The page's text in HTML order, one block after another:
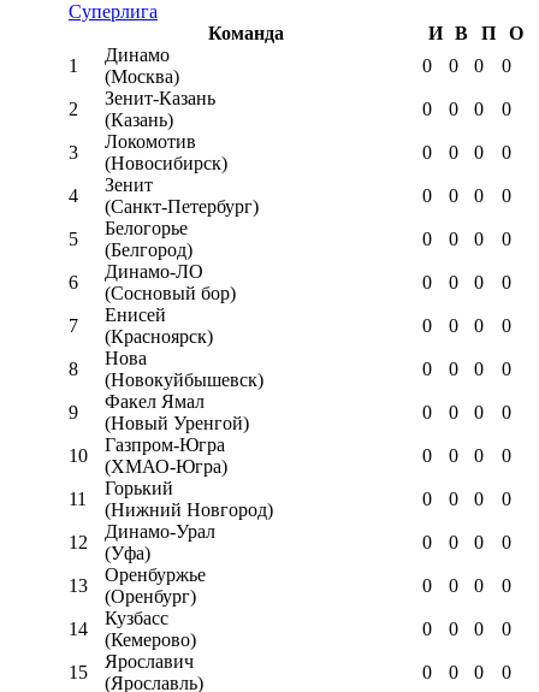
Суперлига
Команда
И В П
О
1
Динамо
(Москва)
0 0 0 0
2
Зенит-Казань
(Казань)
0 0 0 0
3
Локомотив
(Новосибирск)
0 0 0 0
4
Зенит
(Санкт-Петербург)
0 0 0 0
5
Белогорье
(Белгород)
0 0 0 0
6
Динамо-ЛО
(Сосновый бор)
0 0 0 0
7
Енисей
(Красноярск)
0 0 0 0
8
Нова
(Новокуйбышевск)
0 0 0 0
9
Факел Ямал
(Новый Уренгой)
0 0 0 0
10
Газпром-Югра
(ХМАО-Югра)
0 0 0 0
11
Горький
(Нижний Новгород)
0 0 0 0
12
Динамо-Урал
(Уфа)
0 0 0 0
13
Оренбуржье
(Оренбург)
0 0 0 0
14
Кузбасс
(Кемерово)
0 0 0 0
15
Ярославич
(Ярославль)
0 0 0 0